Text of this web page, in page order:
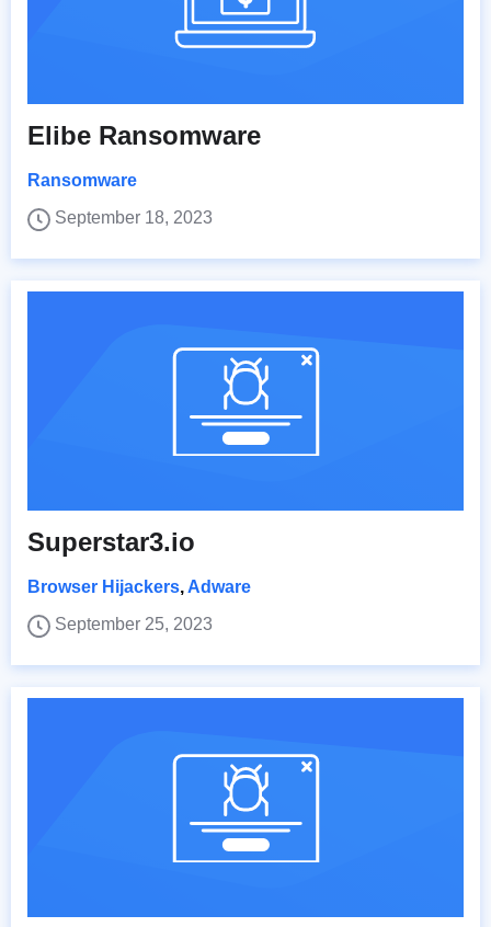
Elibe Ransomware
Ransomware
September 18, 2023
Superstar3.io
Browser Hijackers, Adware
September 25, 2023